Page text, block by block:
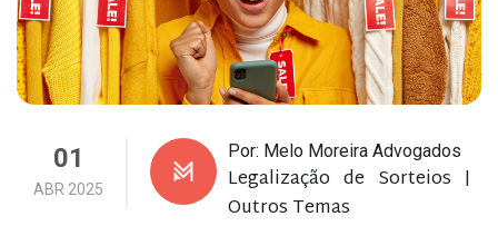
01
ABR 2025
Por: Melo Moreira Advogados
Legalização de Sorteios |
Outros Temas